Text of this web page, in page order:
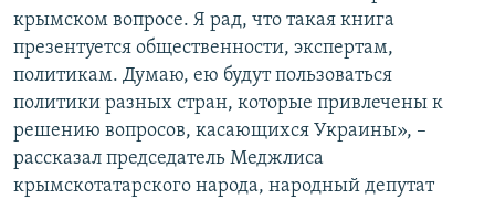
крымском вопросе. Я рад, что такая книга
презентуется общественности, экспертам,
политикам. Думаю, ею будут пользоваться
политики разных стран, которые привлечены к
решению вопросов, касающихся Украины», –
рассказал председатель Меджлиса
крымскотатарского народа, народный депутат